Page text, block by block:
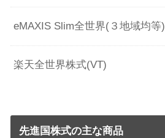
eMAXIS Slim全世界(３地域均等)
楽天全世界株式(VT)
先進国株式の主な商品